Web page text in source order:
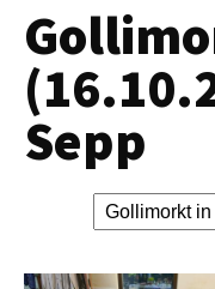
Sepp